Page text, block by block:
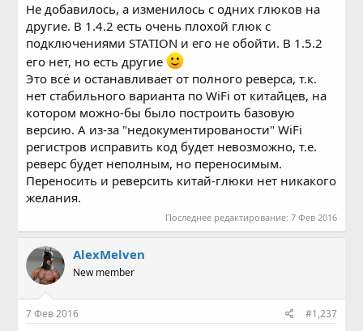
Не добавилось, а изменилось с одних глюков на
другие. В 1.4.2 есть очень плохой глюк с
подключениями STATION и его не обойти. В 1.5.2
его нет, но есть другие
Это всё и останавливает от полного реверса, т.к.
нет стабильного варианта по WiFi от китайцев, на
котором можно-бы было построить базовую
версию. А из-за "недокументированости" WiFi
регистров исправить код будет невозможно, т.е.
реверс будет неполным, но переносимым.
Переносить и реверсить китай-глюки нет никакого
желания.
Последнее редактирование: 7 Фев 2016
AlexMelven
New member
7 Фев 2016 #1,237